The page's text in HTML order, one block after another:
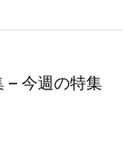
– 今週の特集